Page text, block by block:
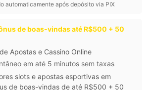
automaticamente após depósito via PIX
de boas-vindas até R$500 + 50
Apostas e Cassino Online
em até 5 minutos sem taxas
slots e apostas esportivas em
de boas-vindas de até R$500 + 50